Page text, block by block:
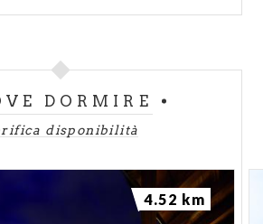
DORMIRE
disponibilità
4.52 km